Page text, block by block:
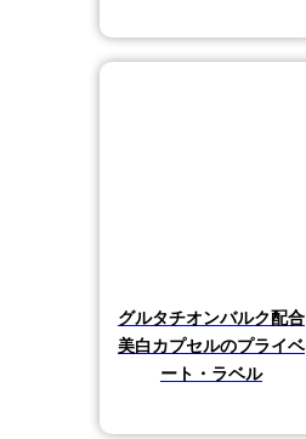
グルタチオンバルク配合
美白カプセルのプライベ
ート・ラベル